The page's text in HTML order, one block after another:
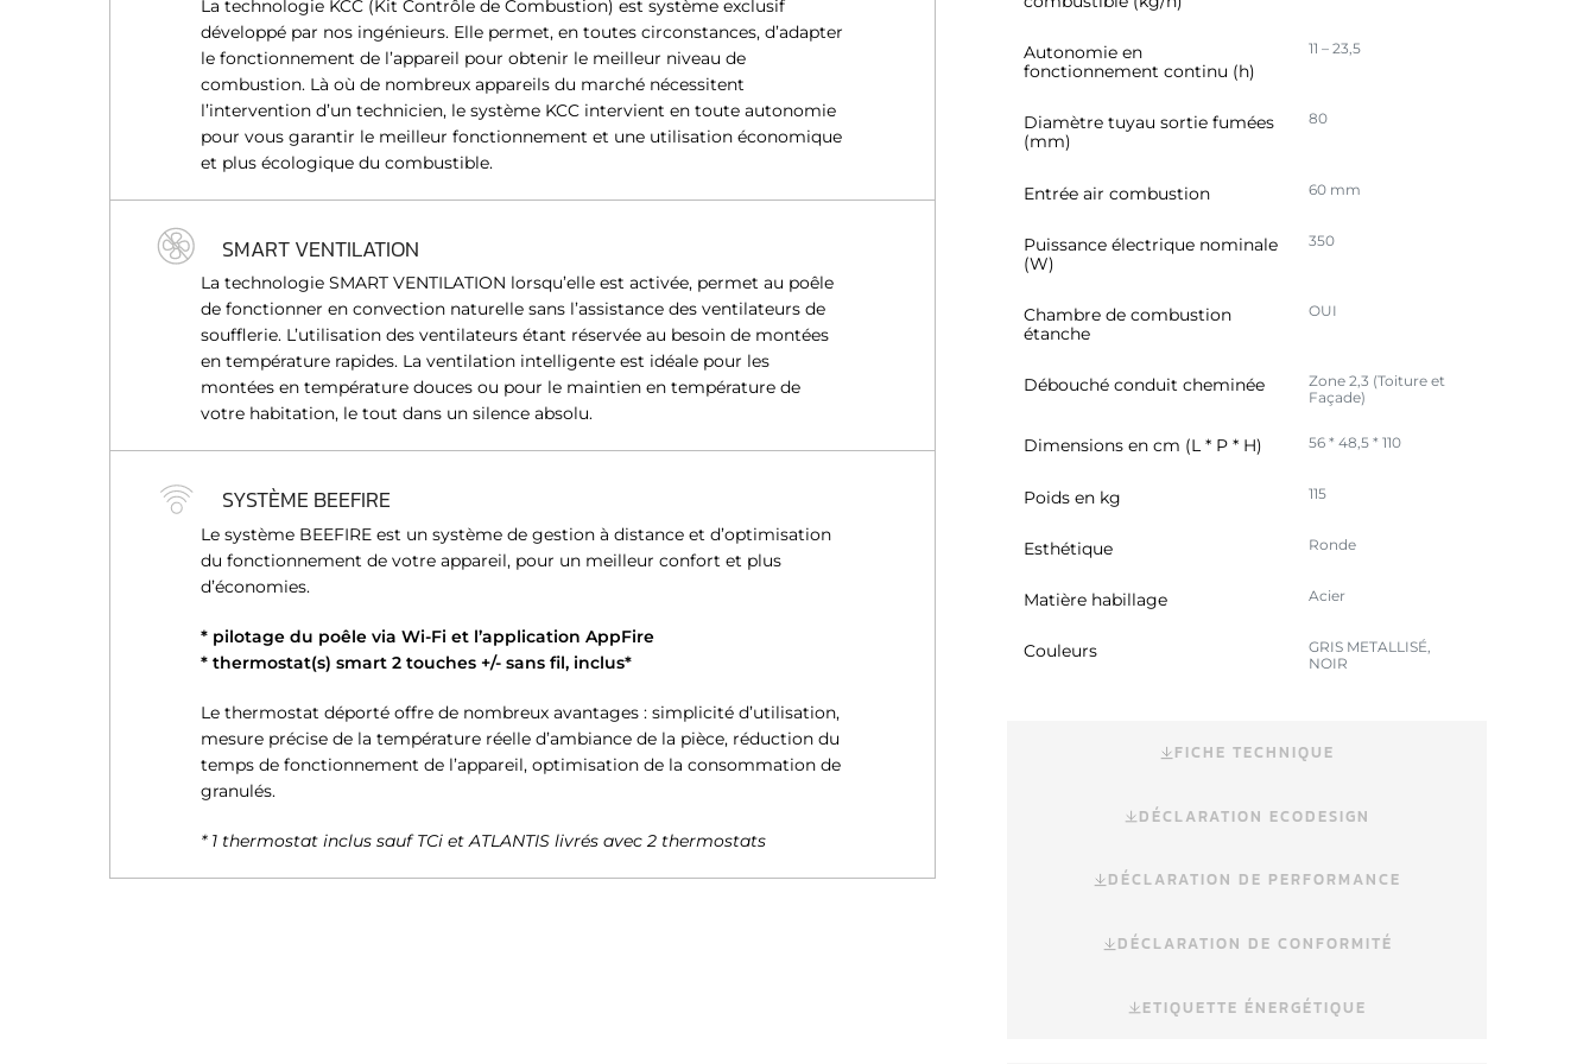
n
t
e
n
La technologie KCC (Kit Contrôle de Combustion) est système exclusif
développé par nos ingénieurs. Elle permet, en toutes circonstances, d’adapter
le fonctionnement de l’appareil pour obtenir le meilleur niveau de
combustion. Là où de nombreux appareils du marché nécessitent
l’intervention d’un technicien, le système KCC intervient en toute autonomie
pour vous garantir le meilleur fonctionnement et une utilisation économique
et plus écologique du combustible.
SMART VENTILATION
La technologie SMART VENTILATION lorsqu’elle est activée, permet au poêle
de fonctionner en convection naturelle sans l’assistance des ventilateurs de
soufflerie. L’utilisation des ventilateurs étant réservée au besoin de montées
en température rapides. La ventilation intelligente est idéale pour les
montées en température douces ou pour le maintien en température de
votre habitation, le tout dans un silence absolu.
SYSTÈME BEEFIRE
Le système BEEFIRE est un système de gestion à distance et d’optimisation
du fonctionnement de votre appareil, pour un meilleur confort et plus
d’économies.
* pilotage du poêle via Wi-Fi et l’application AppFire
* thermostat(s) smart 2 touches +/- sans fil, inclus*
Le thermostat déporté offre de nombreux avantages : simplicité d’utilisation,
mesure précise de la température réelle d’ambiance de la pièce, réduction du
temps de fonctionnement de l’appareil, optimisation de la consommation de
granulés.
* 1 thermostat inclus sauf TCi et ATLANTIS livrés avec 2 thermostats
Autonomie en
fonctionnement continu (h)
11 – 23,5
Diamètre tuyau sortie fumées
(mm)
80
Entrée air combustion 60 mm
Puissance électrique nominale
(W)
350
Chambre de combustion
étanche
OUI
Débouché conduit cheminée
Zone 2,3 (Toiture et
Façade)
Dimensions en cm (L * P * H) 56 * 48,5 * 110
Poids en kg 115
Esthétique Ronde
Matière habillage Acier
Couleurs
GRIS METALLISÉ,
NOIR
FICHE TECHNIQUE
DÉCLARATION ECODESIGN
DÉCLARATION DE PERFORMANCE
DÉCLARATION DE CONFORMITÉ
ETIQUETTE ÉNERGÉTIQUE